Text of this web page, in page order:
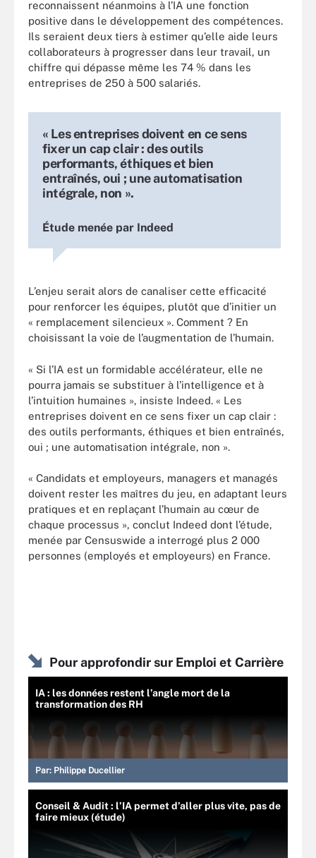
reconnaissent néanmoins à l’IA une fonction
positive dans le développement des compétences.
Ils seraient deux tiers à estimer qu’elle aide leurs
collaborateurs à progresser dans leur travail, un
chiffre qui dépasse même les 74 % dans les
entreprises de 250 à 500 salariés.
« Les entreprises doivent en ce sens
fixer un cap clair : des outils
performants, éthiques et bien
entraînés, oui ; une automatisation
intégrale, non ».
Étude menée par Indeed
L’enjeu serait alors de canaliser cette efficacité
pour renforcer les équipes, plutôt que d’initier un
« remplacement silencieux ». Comment ? En
choisissant la voie de l’augmentation de l’humain.
« Si l’IA est un formidable accélérateur, elle ne
pourra jamais se substituer à l’intelligence et à
l’intuition humaines », insiste Indeed. « Les
entreprises doivent en ce sens fixer un cap clair :
des outils performants, éthiques et bien entraînés,
oui ; une automatisation intégrale, non ».
« Candidats et employeurs, managers et managés
doivent rester les maîtres du jeu, en adaptant leurs
pratiques et en replaçant l’humain au cœur de
chaque processus », conclut Indeed dont l’étude,
menée par Censuswide a interrogé plus 2 000
personnes (employés et employeurs) en France.
Pour approfondir sur Emploi et Carrière
IA : les données restent l’angle mort de la
transformation des RH
Par: Philippe Ducellier
Conseil & Audit : l’IA permet d’aller plus vite, pas de
faire mieux (étude)